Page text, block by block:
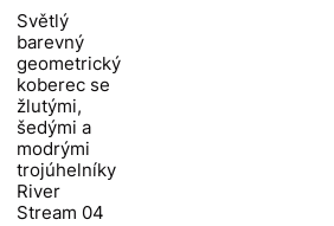
Světlý
barevný
geometrický
koberec se
žlutými,
šedými a
modrými
trojúhelníky
River
Stream 04